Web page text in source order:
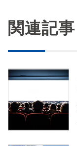
関連記事